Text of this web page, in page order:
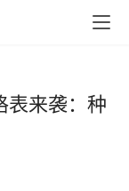
表来袭：种